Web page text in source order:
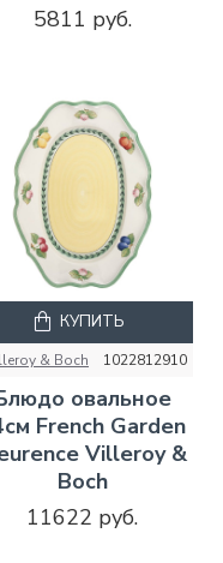
5811 руб.
& Boch 1022812910
овальное
French Garden
Villeroy &
Boch
11622 руб.
КУПИТЬ